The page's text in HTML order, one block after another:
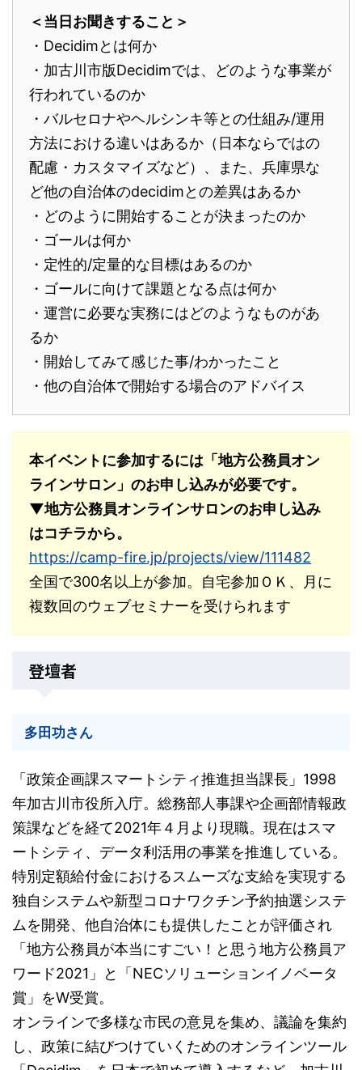
＜当日お聞きすること＞
・Decidimとは何か
・加古川市版Decidimでは、どのような事業が
行われているのか
・バルセロナやヘルシンキ等との仕組み/運用
方法における違いはあるか（日本ならではの
配慮・カスタマイズなど）、また、兵庫県な
ど他の自治体のdecidimとの差異はあるか
・どのように開始することが決まったのか
・ゴールは何か
・定性的/定量的な目標はあるのか
・ゴールに向けて課題となる点は何か
・運営に必要な実務にはどのようなものがあ
るか
・開始してみて感じた事/わかったこと
・他の自治体で開始する場合のアドバイス
本イベントに参加するには「地方公務員オン
ラインサロン」のお申し込みが必要です。
▼地方公務員オンラインサロンのお申し込み
はコチラから。
https://camp-fire.jp/projects/view/111482
全国で300名以上が参加。自宅参加ＯＫ、月に
複数回のウェブセミナーを受けられます
登壇者
多田功さん
「政策企画課スマートシティ推進担当課長」1998
年加古川市役所入庁。総務部人事課や企画部情報政
策課などを経て2021年４月より現職。現在はスマ
ートシティ、データ利活用の事業を推進している。
特別定額給付金におけるスムーズな支給を実現する
独自システムや新型コロナワクチン予約抽選システ
ムを開発、他自治体にも提供したことが評価され
「地方公務員が本当にすごい！と思う地方公務員ア
ワード2021」と「NECソリューションイノベータ
賞」をW受賞。
オンラインで多様な市民の意見を集め、議論を集約
し、政策に結びつけていくためのオンラインツール